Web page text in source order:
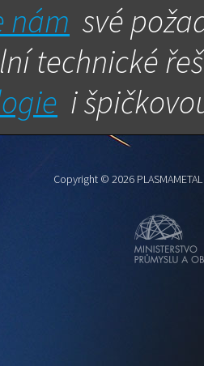
nám své
technické
i
Copyright © 2026